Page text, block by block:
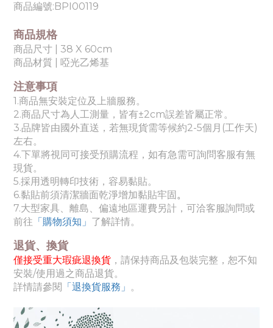
商品編號:BPI00119
商品規格
商品尺寸 | 38 X 60cm
商品材質 | 啞光乙烯基
注意事項
1.商品無安裝定位及上牆服務。
2.商品尺寸為人工測量，皆有±2cm誤差皆屬正常。
3.品牌皆由國外直送，若無現貨需等候約2-5個月(工作天)
左右。
4.下單將視同可接受預購流程，如有急需可詢問客服有無
現貨。
5.採用透明轉印技術，容易黏貼。
6.黏貼前須清潔牆面乾淨增加黏貼牢固。
7.大型家具、離島、偏遠地區運費另計，可洽客服詢問或
前往 「購物須知」 了解詳情。
退貨、換貨
僅接受重大瑕疵退換貨 ，請保持商品及包裝完整，恕不知
安裝/使用過之商品退貨。
詳情請參閱 「退換貨服務」 。